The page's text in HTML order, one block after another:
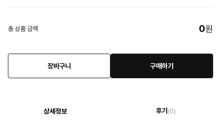
총 상품 금액 0원
장바구니 구매하기
상세정보 후기 (0)